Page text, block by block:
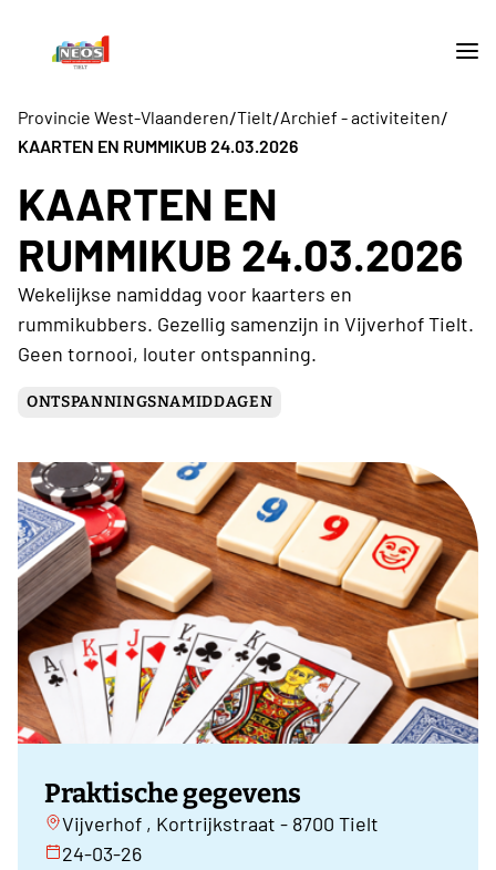
Provincie West-Vlaanderen/Tielt/Archief - activiteiten/
KAARTEN EN RUMMIKUB 24.03.2026
KAARTEN EN
RUMMIKUB 24.03.2026
Wekelijkse namiddag voor kaarters en
rummikubbers. Gezellig samenzijn in Vijverhof Tielt.
Geen tornooi, louter ontspanning.
ONTSPANNINGSNAMIDDAGEN
Praktische gegevens
Vijverhof , Kortrijkstraat - 8700 Tielt
24-03-26